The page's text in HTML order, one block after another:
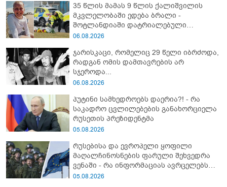
35 წლის მამას 9 წლის ქალიშვილის
მკვლელობაში ედება ბრალი -
შოტლანდიაში დატრიალებული
ტრაგედიის დეტალები
06.08.2026
ჯარისკაცი, რომელიც 29 წელი იბრძოდა,
რადგან ომის დამთავრების არ
სჯეროდა...
06.08.2026
პუტინი სამხედროებს დაერია?! - რა
საკადრო ცვლილებების განახორციელა
რუსეთის პრეზიდენტმა
05.08.2026
რუსებისა და ევროპელი ყოფილი
მაღალჩინოსნების ფარული შეხვედრა
ვენაში - რა ინფორმაციას ავრცელებს
Bloomberg-ი
05.08.2026